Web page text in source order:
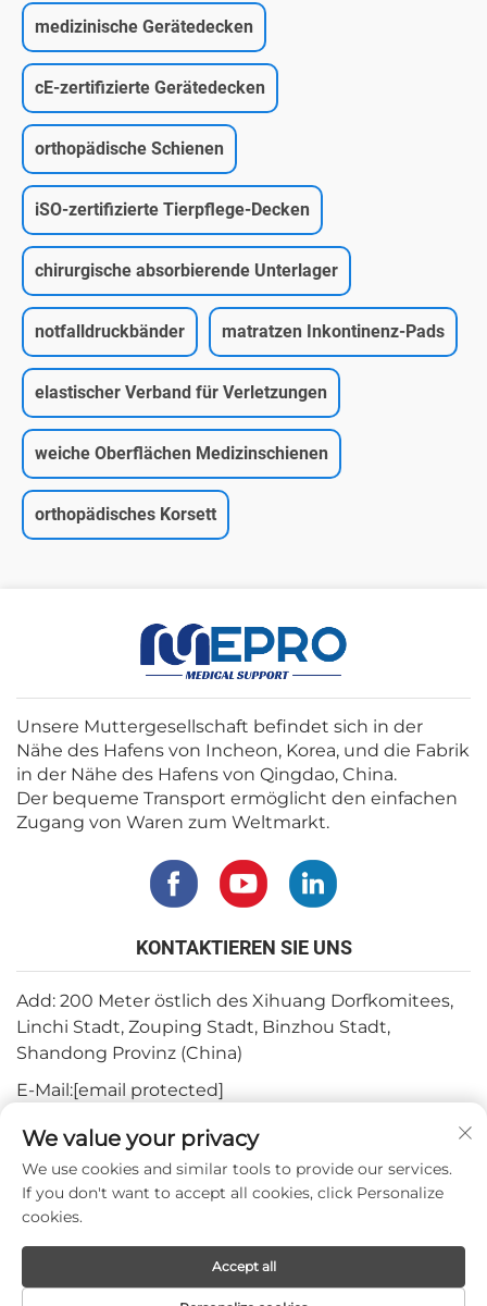
medizinische Gerätedecken
cE-zertifizierte Gerätedecken
orthopädische Schienen
iSO-zertifizierte Tierpflege-Decken
chirurgische absorbierende Unterlager
notfalldruckbänder matratzen Inkontinenz-Pads
elastischer Verband für Verletzungen
weiche Oberflächen Medizinschienen
orthopädisches Korsett
Unsere Muttergesellschaft befindet sich in der
Nähe des Hafens von Incheon, Korea, und die Fabrik
in der Nähe des Hafens von Qingdao, China.
Der bequeme Transport ermöglicht den einfachen
Zugang von Waren zum Weltmarkt.
KONTAKTIEREN SIE UNS
Add: 200 Meter östlich des Xihuang Dorfkomitees,
Linchi Stadt, Zouping Stadt, Binzhou Stadt,
Shandong Provinz (China)
E-Mail:[email protected]
Tel.: +82-3180427370
Telefon: +86-15564344404
WhatsApp: +82-1022396668
Urheberrecht © 2024 Mepro Medical Co.,Ltd.
We value your privacy
We use cookies and similar tools to provide our services.
If you don't want to accept all cookies, click Personalize
cookies.
Accept all